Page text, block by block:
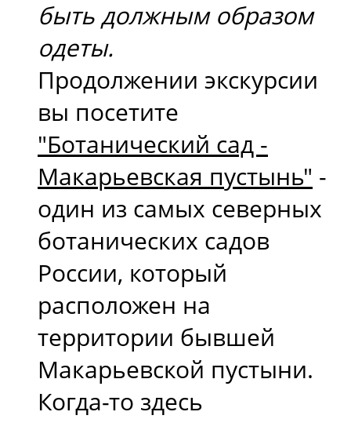
быть должным образом
одеты.
Продолжении экскурсии
вы посетите
"Ботанический сад -
Макарьевская пустынь" -
один из самых северных
ботанических садов
России, который
расположен на
территории бывшей
Макарьевской пустыни.
Когда-то здесь